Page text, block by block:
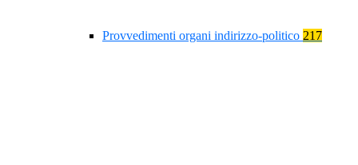
Provvedimenti organi indirizzo-politico 217